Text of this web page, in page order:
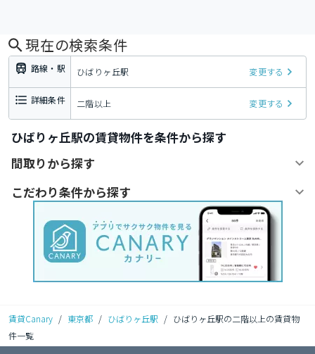
現在の検索条件
路線・駅 ひばりヶ丘駅 変更する
詳細条件 二階以上 変更する
ひばりヶ丘駅の賃貸物件を条件から探す
間取りから探す
こだわり条件から探す
賃貸Canary / 東京都 / ひばりヶ丘駅 / ひばりヶ丘駅の二階以上の賃貸物
件一覧